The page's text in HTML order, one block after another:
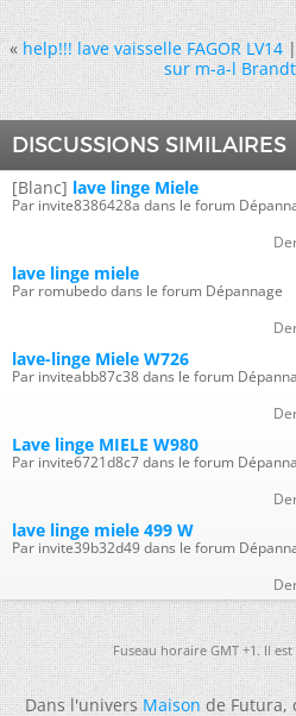
« help!!! lave vaisselle FAGOR LV14
sur m-a-l
DISCUSSIONS SIMILAIRES
[Blanc] lave linge Miele
Par invite8386428a dans le forum
lave linge miele
Par romubedo dans le forum Dépannage
lave-linge Miele W726
Par inviteabb87c38 dans le forum
Lave linge MIELE W980
Par invite6721d8c7 dans le forum
lave linge miele 499 W
Par invite39b32d49 dans le forum
Fuseau horaire GMT +1. Il
Dans l'universMaisonde Futura,